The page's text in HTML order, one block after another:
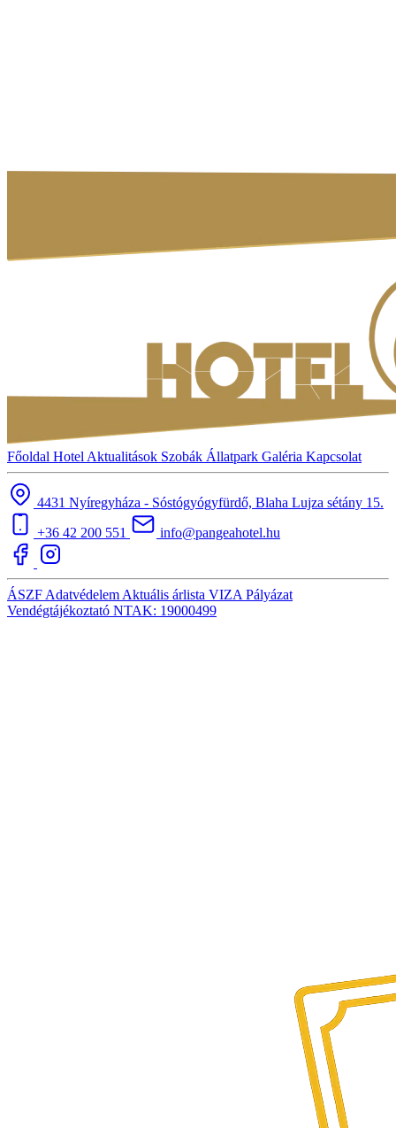
Főoldal Hotel Aktualitások Szobák Állatpark Galéria Kapcsolat
4431 Nyíregyháza - Sóstógyógyfürdő, Blaha Lujza sétány 15.
+36 42 200 551
info@pangeahotel.hu
ÁSZF Adatvédelem Aktuális árlista VIZA Pályázat
Vendégtájékoztató NTAK: 19000499